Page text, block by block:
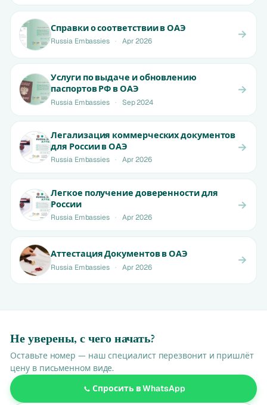
Справки о соответствии в ОАЭ
Russia Embassies · Apr 2026
Услуги по выдаче и обновлению
паспортов РФ в ОАЭ
Russia Embassies · Sep 2024
Легализация коммерческих документов
для России в ОАЭ
Russia Embassies · Apr 2026
Легкое получение доверенности для
России
Russia Embassies · Apr 2026
Аттестация Документов в ОАЭ
Russia Embassies · Apr 2026
Не уверены, с чего начать?
Оставьте номер — наш специалист перезвонит и пришлёт
цену в письменном виде.
Спросить в WhatsApp